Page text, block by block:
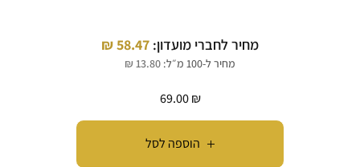
הוספה לסל
מחיר לחברי מועדון: 58.47
₪
מחיר ל-100 מ״ל: 13.80
₪
69.00₪